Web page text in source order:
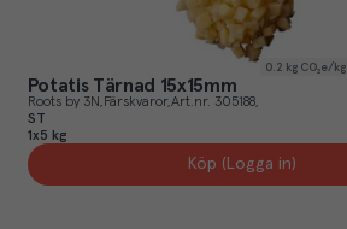
0.2 kg CO₂e/kg
Potatis Tärnad 15x15mm
Roots by 3N Färskvaror Art.nr. 305188
ST
1x5 kg
Köp (Logga in)